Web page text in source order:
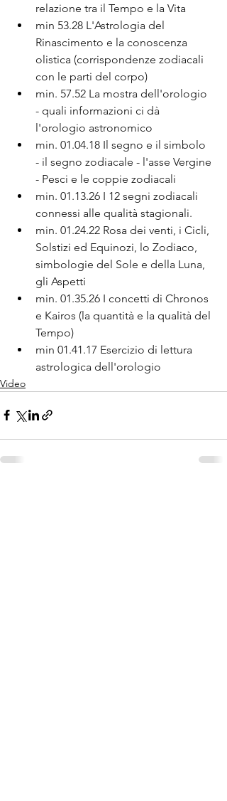
relazione tra il Tempo e la Vita
min 53.28 L'Astrologia del
Rinascimento e la conoscenza
olistica (corrispondenze zodiacali
con le parti del corpo)
min. 57.52 La mostra dell'orologio
- quali informazioni ci dà
l'orologio astronomico
min. 01.04.18 Il segno e il simbolo
- il segno zodiacale - l'asse Vergine
- Pesci e le coppie zodiacali
min. 01.13.26 I 12 segni zodiacali
connessi alle qualità stagionali.
min. 01.24.22 Rosa dei venti, i Cicli,
Solstizi ed Equinozi, lo Zodiaco,
simbologie del Sole e della Luna,
gli Aspetti
min. 01.35.26 I concetti di Chronos
e Kairos (la quantità e la qualità del
Tempo)
min 01.41.17 Esercizio di lettura
astrologica dell'orologio
Video